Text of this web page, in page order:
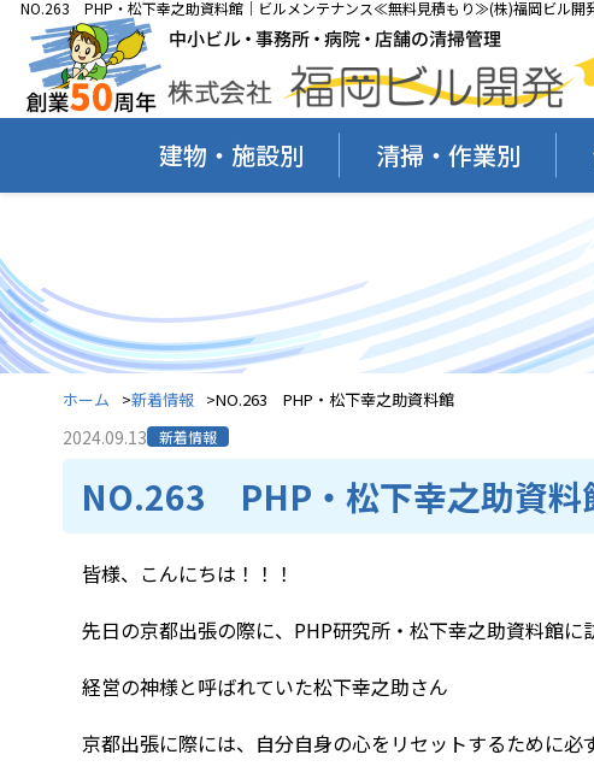
NO.263 PHP・松下幸之助資料館｜ビルメンテナンス≪無料見積もり≫(株)福岡ビル開
建物・施設別 清掃・作業別
ホーム 新着情報 NO.263 PHP・松下幸之助資料館
2024.09.13 新着情報
NO.263 PHP・松下幸之助資料
皆様、こんにちは！！！
先日の京都出張の際に、PHP研究所・松下幸之助資料館に
経営の神様と呼ばれていた松下幸之助さん
京都出張に際には、自分自身の心をリセットするために必